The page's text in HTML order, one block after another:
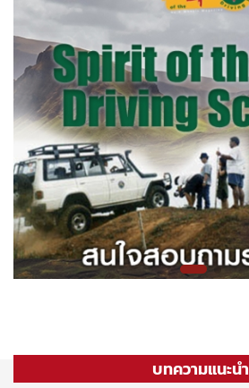
บทความแนะนำ